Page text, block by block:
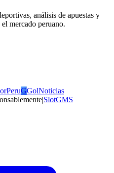
análisis de apuestas y
el mercado peruano.
GGolNoticias
|SlotGMS